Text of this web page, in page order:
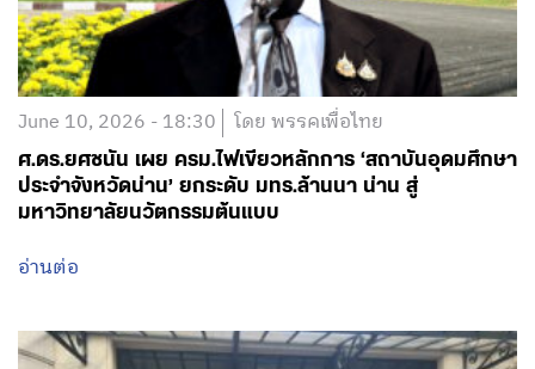
June 10, 2026 - 18:30 โดย พรรคเพื่อไทย
ศ.ดร.ยศชนัน เผย ครม.ไฟเขียวหลักการ ‘สถาบันอุดมศึกษา
ประจำจังหวัดน่าน’ ยกระดับ มทร.ล้านนา น่าน สู่
มหาวิทยาลัยนวัตกรรมต้นแบบ
อ่านต่อ